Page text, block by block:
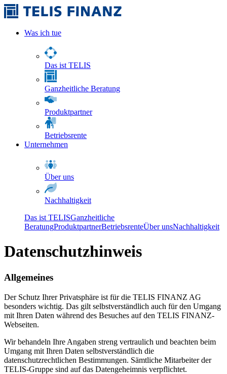
Was ich tue
Das ist TELIS
Ganzheitliche Beratung
Produktpartner
Betriebsrente
Unternehmen
Über uns
Nachhaltigkeit
Das ist TELISGanzheitliche
BeratungProduktpartnerBetriebsrenteÜber unsNachhaltigkeit
Datenschutzhinweis
Allgemeines
Der Schutz Ihrer Privatsphäre ist für die TELIS FINANZ AG
besonders wichtig. Das gilt selbstverständlich auch für den Umgang
mit Ihren Daten während des Besuches auf den TELIS FINANZ-
Webseiten.
Wir behandeln Ihre Angaben streng vertraulich und beachten beim
Umgang mit Ihren Daten selbstverständlich die
datenschutzrechtlichen Bestimmungen. Sämtliche Mitarbeiter der
TELIS-Gruppe sind auf das Datengeheimnis verpflichtet.